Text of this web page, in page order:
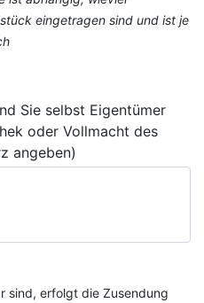
eingetragen sind und ist je
Sie selbst Eigentümer
oder Vollmacht des
angeben)
sind, erfolgt die Zusendung